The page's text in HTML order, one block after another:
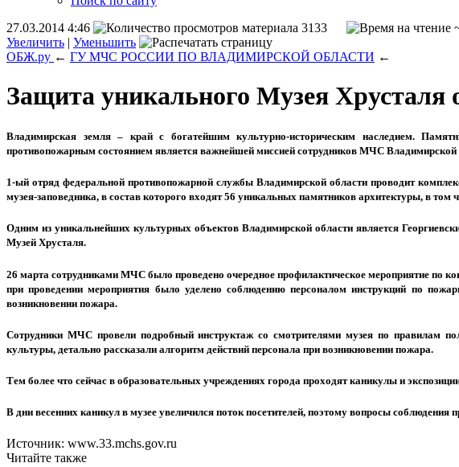
27.03.2014 4:46
3133
Увеличить | Уменьшить
ОБЖ.ру ← ГУ МЧС РОССИИ ПО ВЛАДИМИРСКОЙ ОБЛАСТИ ←
Защита уникального Музея Хрусталя
Владимирская земля – край с богатейшим культурно-историческим наследием.
противопожарным состоянием является важнейшей миссией сотрудников МЧС Владимирской
1-ый отряд федеральной противопожарной службы Владимирской области проводит
музея-заповедника, в состав которого входят 56 уникальных памятников архитектуры, в
Одним из уникальнейших культурных объектов Владимирской области является
Музей Хрусталя.
26 марта сотрудниками МЧС было проведено очередное профилактическое мероприятие по
при проведении мероприятия было уделено соблюдению персоналом инструкций по
возникновении пожара.
Сотрудники МЧС провели подробный инструктаж со смотрителями музея по правилам
культуры, детально рассказали алгоритм действий персонала при возникновении пожара.
Тем более что сейчас в образовательных учреждениях города проходят каникулы и
В дни весенних каникул в музее увеличился поток посетителей, поэтому вопросы
Источник: www.33.mchs.gov.ru
Читайте также